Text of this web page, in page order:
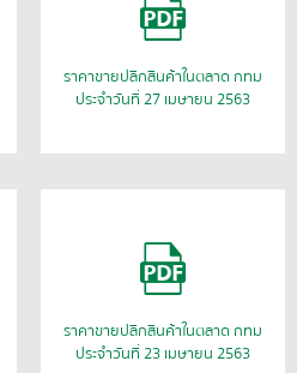
ราคาขายปลีกสินค้าในตลาด กทม
ประจำวันที่ 27 เมษายน 2563
ราคาขายปลีกสินค้าในตลาด กทม
ประจำวันที่ 23 เมษายน 2563